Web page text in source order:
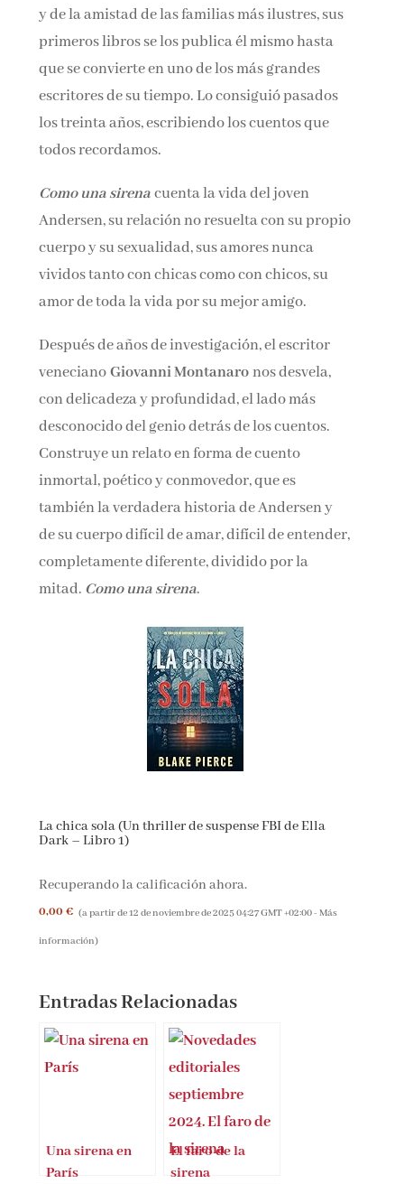
y de la amistad de las familias más ilustres, sus
primeros libros se los publica él mismo hasta
que se convierte en uno de los más grandes
escritores de su tiempo. Lo consiguió pasados
los treinta años, escribiendo los cuentos que
todos recordamos.
Como una sirenacuenta la vida del joven
Andersen, su relación no resuelta con su propio
cuerpo y su sexualidad, sus amores nunca
vividos tanto con chicas como con chicos, su
amor de toda la vida por su mejor amigo.
Después de años de investigación, el escritor
venecianoGiovanni Montanaronos desvela,
con delicadeza y profundidad, el lado más
desconocido del genio detrás de los cuentos.
Construye un relato en forma de cuento
inmortal, poético y conmovedor, que es
también la verdadera historia de Andersen y
de su cuerpo difícil de amar, difícil de entender,
completamente diferente, dividido por la
mitad. Como una sirena.
La chica sola (Un thriller de suspense FBI de Ella
Dark – Libro 1)
Recuperando la calificación ahora.
0,00 € (a partir de 12 de noviembre de 2025 04:27 GMT +02:00 -Más
información)
Entradas Relacionadas
Una sirena en
París
El faro de la
sirena